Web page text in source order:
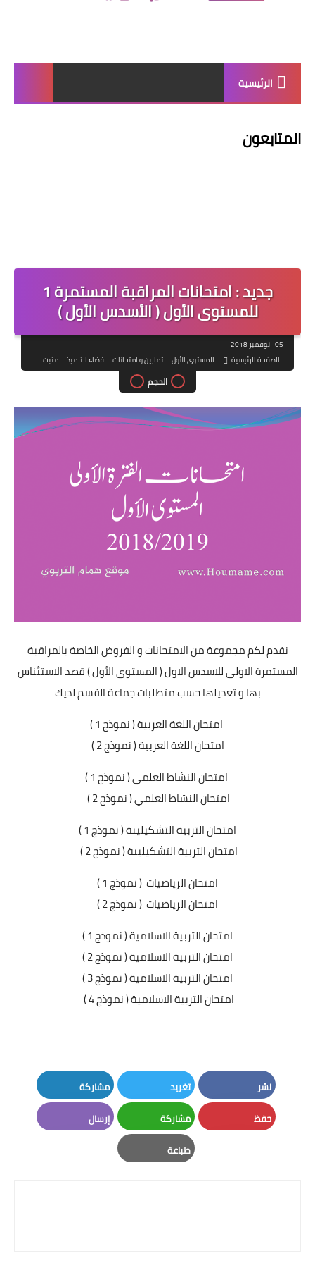
الرئيسية
المتابعون
جديد : امتحانات المراقبة المستمرة 1
للمستوى الأول ( الأسدس الأول )
05 نوفمبر 2018
الصفحة الرئيسية
المستوى الأول تمارين و امتحانات فضاء التلميذ مثبت
الحجم
نقدم لكم مجموعة من الامتحانات و الفروض الخاصة بالمراقبة
المستمرة الاولى للاسدس الاول ( المستوى الأول ) قصد الاستئناس
بها و تعديلها حسب متطلبات جماعة القسم لديك
امتحان اللغة العربية ( نموذج 2 )
امتحان النشاط العلمي ( نموذج 2 )
امتحان التربية التشكيليىة ( نموذج 1 )
امتحان التربية التشكيليىة ( نموذج 2 )
امتحان الرياضيات ( نموذج 1 )
امتحان الرياضيات ( نموذج 2 )
امتحان التربية الاسلامية ( نموذج 1 )
امتحان التربية الاسلامية ( نموذج 2 )
امتحان التربية الاسلامية ( نموذج 3 )
امتحان التربية الاسلامية ( نموذج 4 )
نشر
Facebook
تغريد
Twitter
مشاركة
LinkedIn
حفظ مشاركة
Whatsapp
إرسال
طباعة